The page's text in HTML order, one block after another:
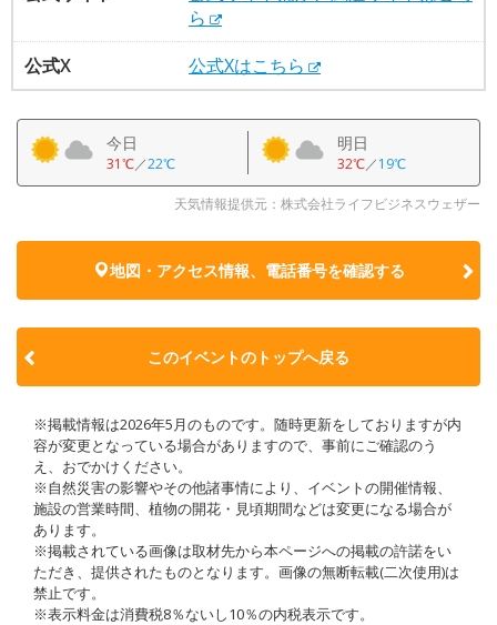
ら
公式X
公式Xはこちら
今日
31℃／22℃
明日
32℃／19℃
天気情報提供元：株式会社ライフビジネスウェザー
地図・アクセス情報、電話番号を確認する
このイベントのトップへ戻る
※掲載情報は2026年5月のものです。随時更新をしておりますが内
容が変更となっている場合がありますので、事前にご確認のう
え、おでかけください。
※自然災害の影響やその他諸事情により、イベントの開催情報、
施設の営業時間、植物の開花・見頃期間などは変更になる場合が
あります。
※掲載されている画像は取材先から本ページへの掲載の許諾をい
ただき、提供されたものとなります。画像の無断転載(二次使用)は
禁止です。
※表示料金は消費税8％ないし10％の内税表示です。